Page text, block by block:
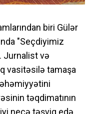
biri Gülər
"Seçdiyimiz
Jurnalist və
vasitəsilə tamaşa
təqdimatının
necə təşviq edə